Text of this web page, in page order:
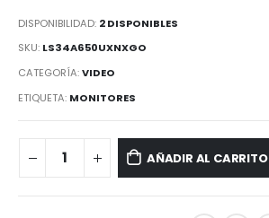
DISPONIBILIDAD: 2 DISPONIBLES
SKU: LS34A650UXNXGO
CATEGORÍA:VIDEO
ETIQUETA: MONITORES
AÑADIR AL CARRITO